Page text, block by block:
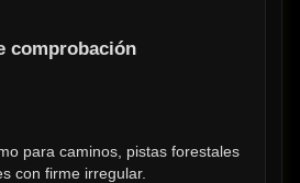
comprobación
para caminos, pistas forestales
con firme irregular.